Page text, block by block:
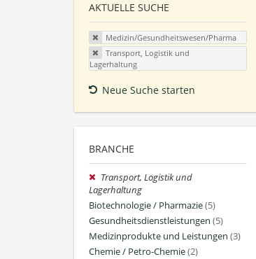
AKTUELLE SUCHE
Medizin/Gesundheitswesen/Pharma
Transport, Logistik und
Lagerhaltung
Neue Suche starten
BRANCHE
Transport, Logistik und
Lagerhaltung
Biotechnologie / Pharmazie(5)
Gesundheitsdienstleistungen (5)
Medizinprodukte und Leistungen (3)
Chemie / Petro-Chemie(2)